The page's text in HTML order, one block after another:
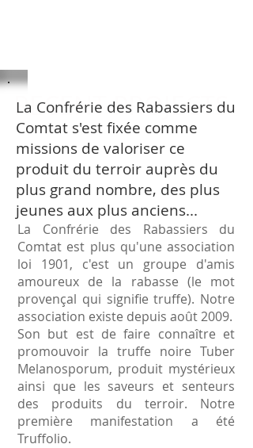
RECENT PROJECTS
La Confrérie des Rabassiers du
Comtat s'est fixée comme
missions de valoriser ce
produit du terroir auprès du
plus grand nombre, des plus
jeunes aux plus anciens...
La Confrérie des Rabassiers du
Comtat est plus qu'une association
loi 1901, c'est un groupe d'amis
amoureux de la rabasse (le mot
provençal qui signifie truffe). Notre
association existe depuis août 2009.
Son but est de faire connaître et
promouvoir la truffe noire Tuber
Melanosporum, produit mystérieux
ainsi que les saveurs et senteurs
des produits du terroir. Notre
première manifestation a été
Truffolio.